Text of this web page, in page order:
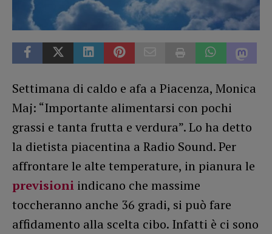
Settimana di caldo e afa a Piacenza, Monica
Maj: “Importante alimentarsi con pochi
grassi e tanta frutta e verdura”. Lo ha detto
la dietista piacentina a Radio Sound. Per
affrontare le alte temperature, in pianura le
previsioni indicano che massime
toccheranno anche 36 gradi, si può fare
affidamento alla scelta cibo. Infatti è ci sono